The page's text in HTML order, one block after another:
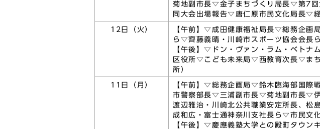
菊地副市長▽金子まちづくり局長▽第7
同大会出場報告▽唐仁原市民文化局長▽
12日（火）
【午前】▽成田健康福祉局長▽総務企画
ら▽齊藤義晴・川崎市スポーツ協会会長
【午後】▽ドン・ヴァン・ラム・ベト
区役所▽こども未来局▽西教育次長▽ま
所）
11日（月）
【午前】▽総務企画局▽鈴木臨海部国際
市警察部長▽三浦副市長▽菊地副市長▽
渡辺雅治・川崎北公共職業安定所長、
成和広・富士通神奈川支社長ら▽市民文
【午後】▽慶應義塾大学との殿町タウン